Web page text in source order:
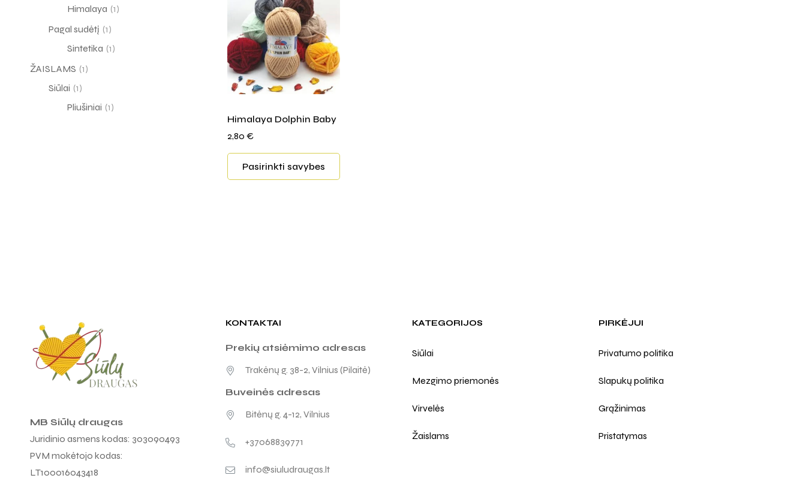
Himalaya (1)
Pagal sudėtį (1)
Sintetika (1)
ŽAISLAMS (1)
Siūlai (1)
Pliušiniai (1)
Himalaya Dolphin Baby
2,80 €
Pasirinkti savybes
MB Siūlų draugas
Juridinio asmens kodas: 303090493
PVM mokėtojo kodas:
LT100016043418
KONTAKTAI
Prekių atsiėmimo adresas
Trakėnų g. 38-2, Vilnius (Pilaitė)
Buveinės adresas
Bitėnų g. 4-12, Vilnius
+37068839771
info@siuludraugas.lt
KATEGORIJOS
Siūlai
Mezgimo priemonės
Virvelės
Žaislams
PIRKĖJUI
Privatumo politika
Slapukų politika
Grąžinimas
Pristatymas